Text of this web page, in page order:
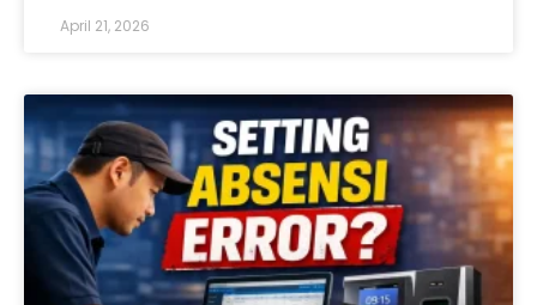
April 21, 2026